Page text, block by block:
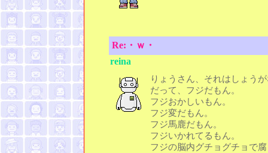
Re:・ｗ・
reina
りょうさん、それはしょう
だって、フジだもん。
フジおかしいもん。
フジ変だもん。
フジ馬鹿だもん。
フジいかれてるもん。
フジの脳内グチョグチョで